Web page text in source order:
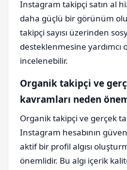
Instagram takipçi satın al
daha güçlü bir görünüm
takipçi sayısı üzerinden
desteklenmesine yardımcı
incelenebilir.
Organik takipçi ve
kavramları neden
Organik takipçi ve gerçek
Instagram hesabının
aktif bir profil algısı
önemlidir. Bu algı içerik